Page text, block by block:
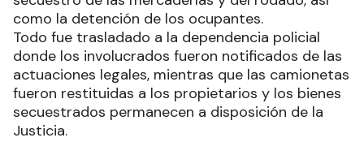
como la detención de los ocupantes.
Todo fue trasladado a la dependencia policial
donde los involucrados fueron notificados de las
actuaciones legales, mientras que las camionetas
fueron restituidas a los propietarios y los bienes
secuestrados permanecen a disposición de la
Justicia.